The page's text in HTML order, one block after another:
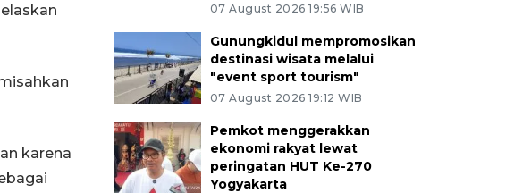
karena
07 August 2026 19:56 WIB
Gunungkidul mempromosikan
destinasi wisata melalui
"event sport tourism"
07 August 2026 19:12 WIB
Pemkot menggerakkan
ekonomi rakyat lewat
peringatan HUT Ke-270
Yogyakarta